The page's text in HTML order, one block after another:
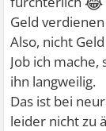
Geld
Also, nicht
Job ich
ihn langweilig.
Das ist bei
leider nicht zu